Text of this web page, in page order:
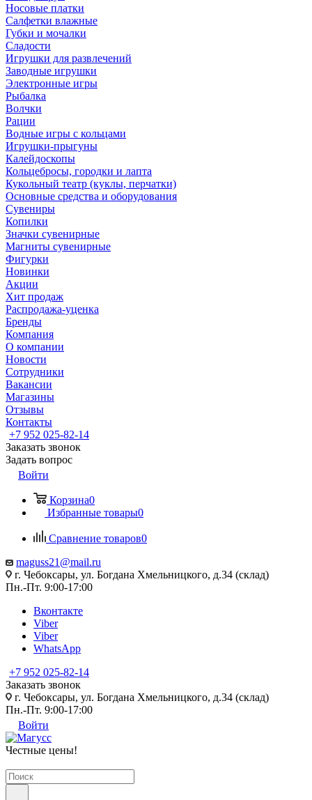
Носовые платки
Салфетки влажные
Губки и мочалки
Сладости
Игрушки для развлечений
Заводные игрушки
Электронные игры
Рыбалка
Волчки
Рации
Водные игры с кольцами
Игрушки-прыгуны
Калейдоскопы
Кольцебросы, городки и лапта
Кукольный театр (куклы, перчатки)
Основные средства и оборудования
Сувениры
Копилки
Значки сувенирные
Магниты сувенирные
Фигурки
Новинки
Акции
Хит продаж
Распродажа-уценка
Бренды
Компания
О компании
Новости
Сотрудники
Вакансии
Магазины
Отзывы
Контакты
+7 952 025-82-14
Заказать звонок
Задать вопрос
Войти
Корзина0
Избранные товары0
Сравнение товаров0
maguss21@mail.ru
г. Чебоксары, ул. Богдана Хмельницкого, д.34 (склад)
Пн.-Пт. 9:00-17:00
Вконтакте
Viber
Viber
WhatsApp
+7 952 025-82-14
Заказать звонок
г. Чебоксары, ул. Богдана Хмельницкого, д.34 (склад)
Пн.-Пт. 9:00-17:00
Войти
Честные цены!